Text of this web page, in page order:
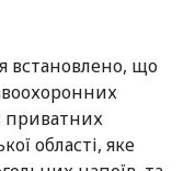
встановлено, що
приватних
області, яке